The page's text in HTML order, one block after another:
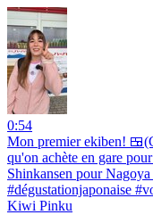
0:54
Mon premier ekiben!
qu'on achète en gare
Shinkansen pour
#dégustationjaponaise
Kiwi Pinku